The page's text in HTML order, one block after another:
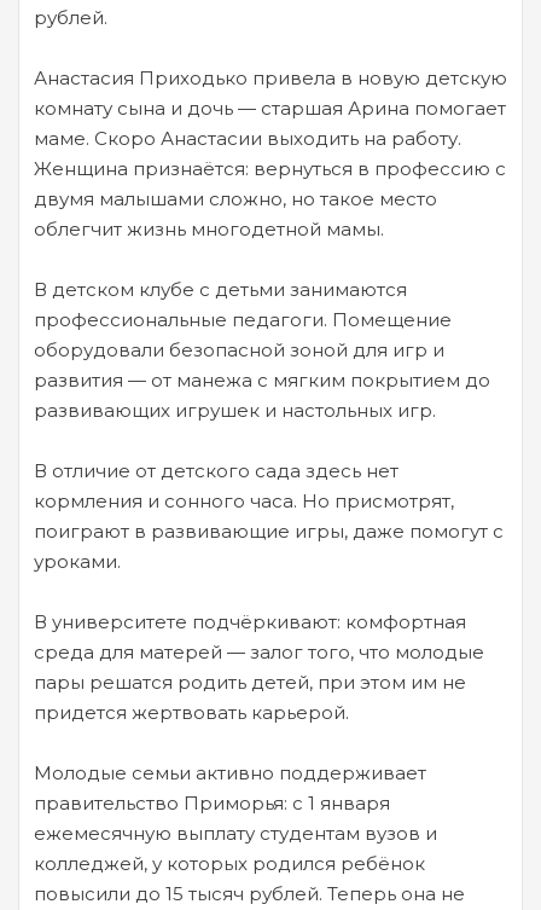
рублей.
Анастасия Приходько привела в новую детскую
комнату сына и дочь — старшая Арина помогает
маме. Скоро Анастасии выходить на работу.
Женщина признаётся: вернуться в профессию с
двумя малышами сложно, но такое место
облегчит жизнь многодетной мамы.
В детском клубе с детьми занимаются
профессиональные педагоги. Помещение
оборудовали безопасной зоной для игр и
развития — от манежа с мягким покрытием до
развивающих игрушек и настольных игр.
В отличие от детского сада здесь нет
кормления и сонного часа. Но присмотрят,
поиграют в развивающие игры, даже помогут с
уроками.
В университете подчёркивают: комфортная
среда для матерей — залог того, что молодые
пары решатся родить детей, при этом им не
придется жертвовать карьерой.
Молодые семьи активно поддерживает
правительство Приморья: с 1 января
ежемесячную выплату студентам вузов и
колледжей, у которых родился ребёнок
повысили до 15 тысяч рублей. Теперь она не